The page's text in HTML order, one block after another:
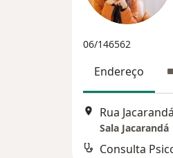
06/146562
Endereço
Rua
Sala Jacarandá
Consulta